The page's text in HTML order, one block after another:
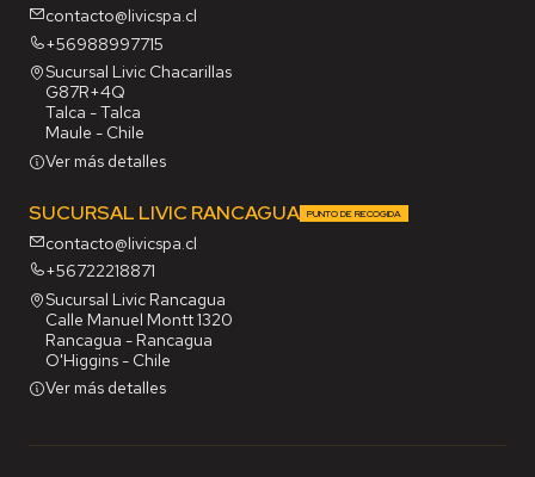
contacto@livicspa.cl
+56988997715
Sucursal Livic Chacarillas
G87R+4Q
Talca - Talca
Maule - Chile
Ver más detalles
SUCURSAL LIVIC RANCAGUA PUNTO DE RECOGIDA
contacto@livicspa.cl
+56722218871
Sucursal Livic Rancagua
Calle Manuel Montt 1320
Rancagua - Rancagua
O'Higgins - Chile
Ver más detalles